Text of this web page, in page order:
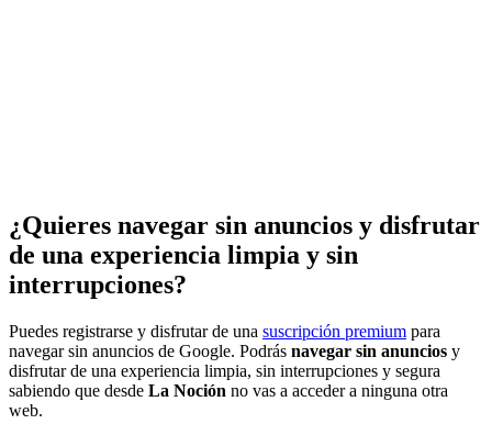
¿Quieres navegar sin anuncios y disfrutar
de una experiencia limpia y sin
interrupciones?
Puedes registrarse y disfrutar de una suscripción premium para
navegar sin anuncios de Google. Podrás navegar sin anuncios y
disfrutar de una experiencia limpia, sin interrupciones y segura
sabiendo que desde La Noción no vas a acceder a ninguna otra
web.